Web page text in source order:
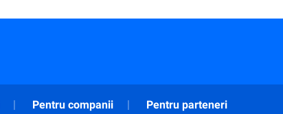
Pentru companii Pentru parteneri